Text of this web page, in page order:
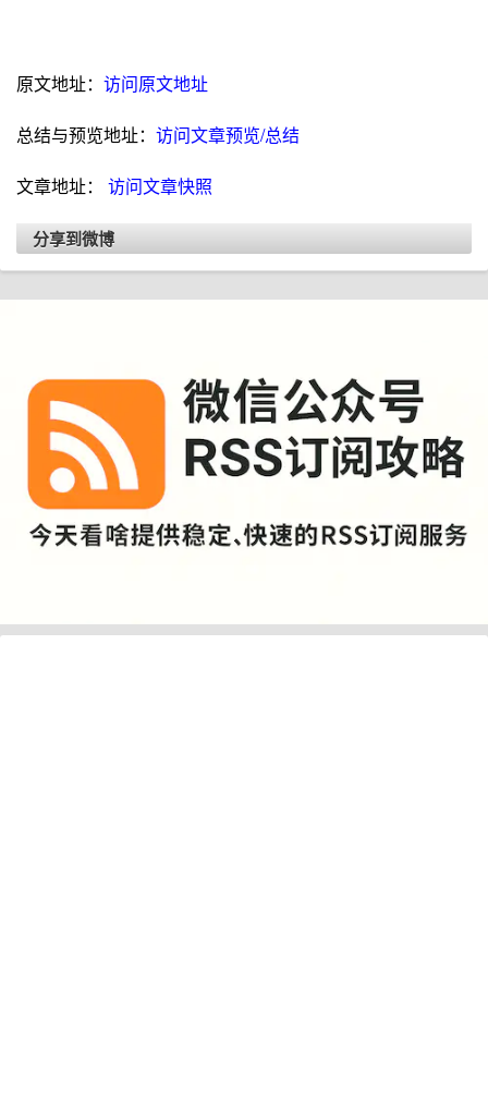
原文地址： 访问原文地址
总结与预览地址： 访问文章预览/总结
文章地址： 访问文章快照
分享到微博